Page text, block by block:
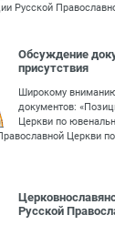
Русской
Обсуждение
присутствия
Широкому
документов:
Церкви по
Церкви
Русской